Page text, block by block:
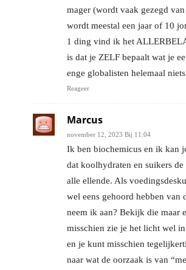
mager (wordt vaak gezegd
wordt meestal een jaar of 10
1 ding vind ik het
is dat je ZELF bepaalt wat je
enge globalisten helemaal
Reageer
Marcus
november 12, 2023 Bij 11:04
Ik ben biochemicus en ik kan
dat koolhydraten en suikers
alle ellende. Als
wel eens gehoord hebben van
neem ik aan? Bekijk die maar
misschien zie je het licht wel
en je kunt misschien
naar wat de oorzaak is van